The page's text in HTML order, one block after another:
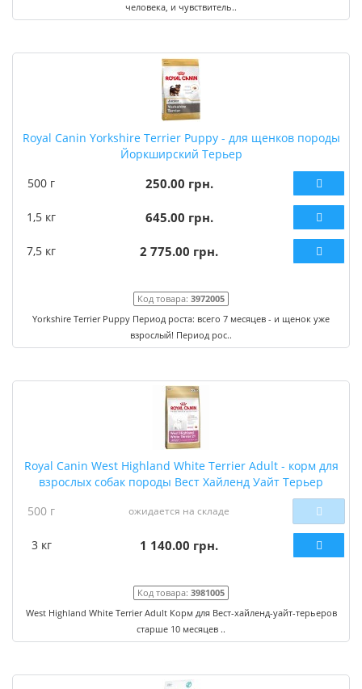
человека, и чувствитель..
Royal Canin Yorkshire Terrier Puppy - для щенков породы
Йоркширский Терьер
500 г
250.00 грн.
1,5 кг 645.00 грн.
7,5 кг 2 775.00 грн.
Код товара: 3972005
Yorkshire Terrier Puppy Период роста: всего 7 месяцев - и щенок уже
взрослый! Период рос..
Royal Canin West Highland White Terrier Adult - корм для
взрослых собак породы Вест Хайленд Уайт Терьер
500 г
ожидается на складе
3 кг 1 140.00 грн.
Код товара: 3981005
West Highland White Terrier Adult Корм для Вест-хайленд-уайт-терьеров
старше 10 месяцев ..